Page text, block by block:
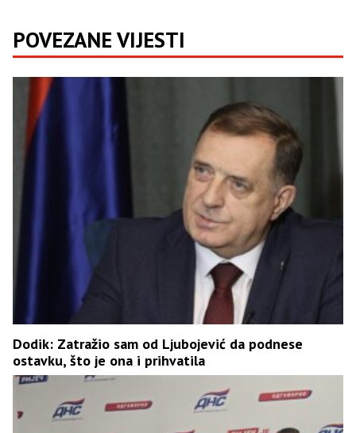
POVEZANE VIJESTI
Dodik: Zatražio sam od Ljubojević da podnese
ostavku, što je ona i prihvatila